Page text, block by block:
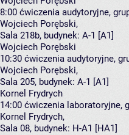
8:00 ćwiczenia audytoryjne,
Wojciech Porębski,
Sala 218b, budynek: A-1 [A1]
Wojciech Porębski
10:30 ćwiczenia audytoryjne,
Wojciech Porębski,
Sala 205, budynek: A-1 [A1]
Kornel Frydrych
14:00 ćwiczenia laboratoryjne,
Kornel Frydrych,
Sala 08, budynek: H-A1 [HA1]